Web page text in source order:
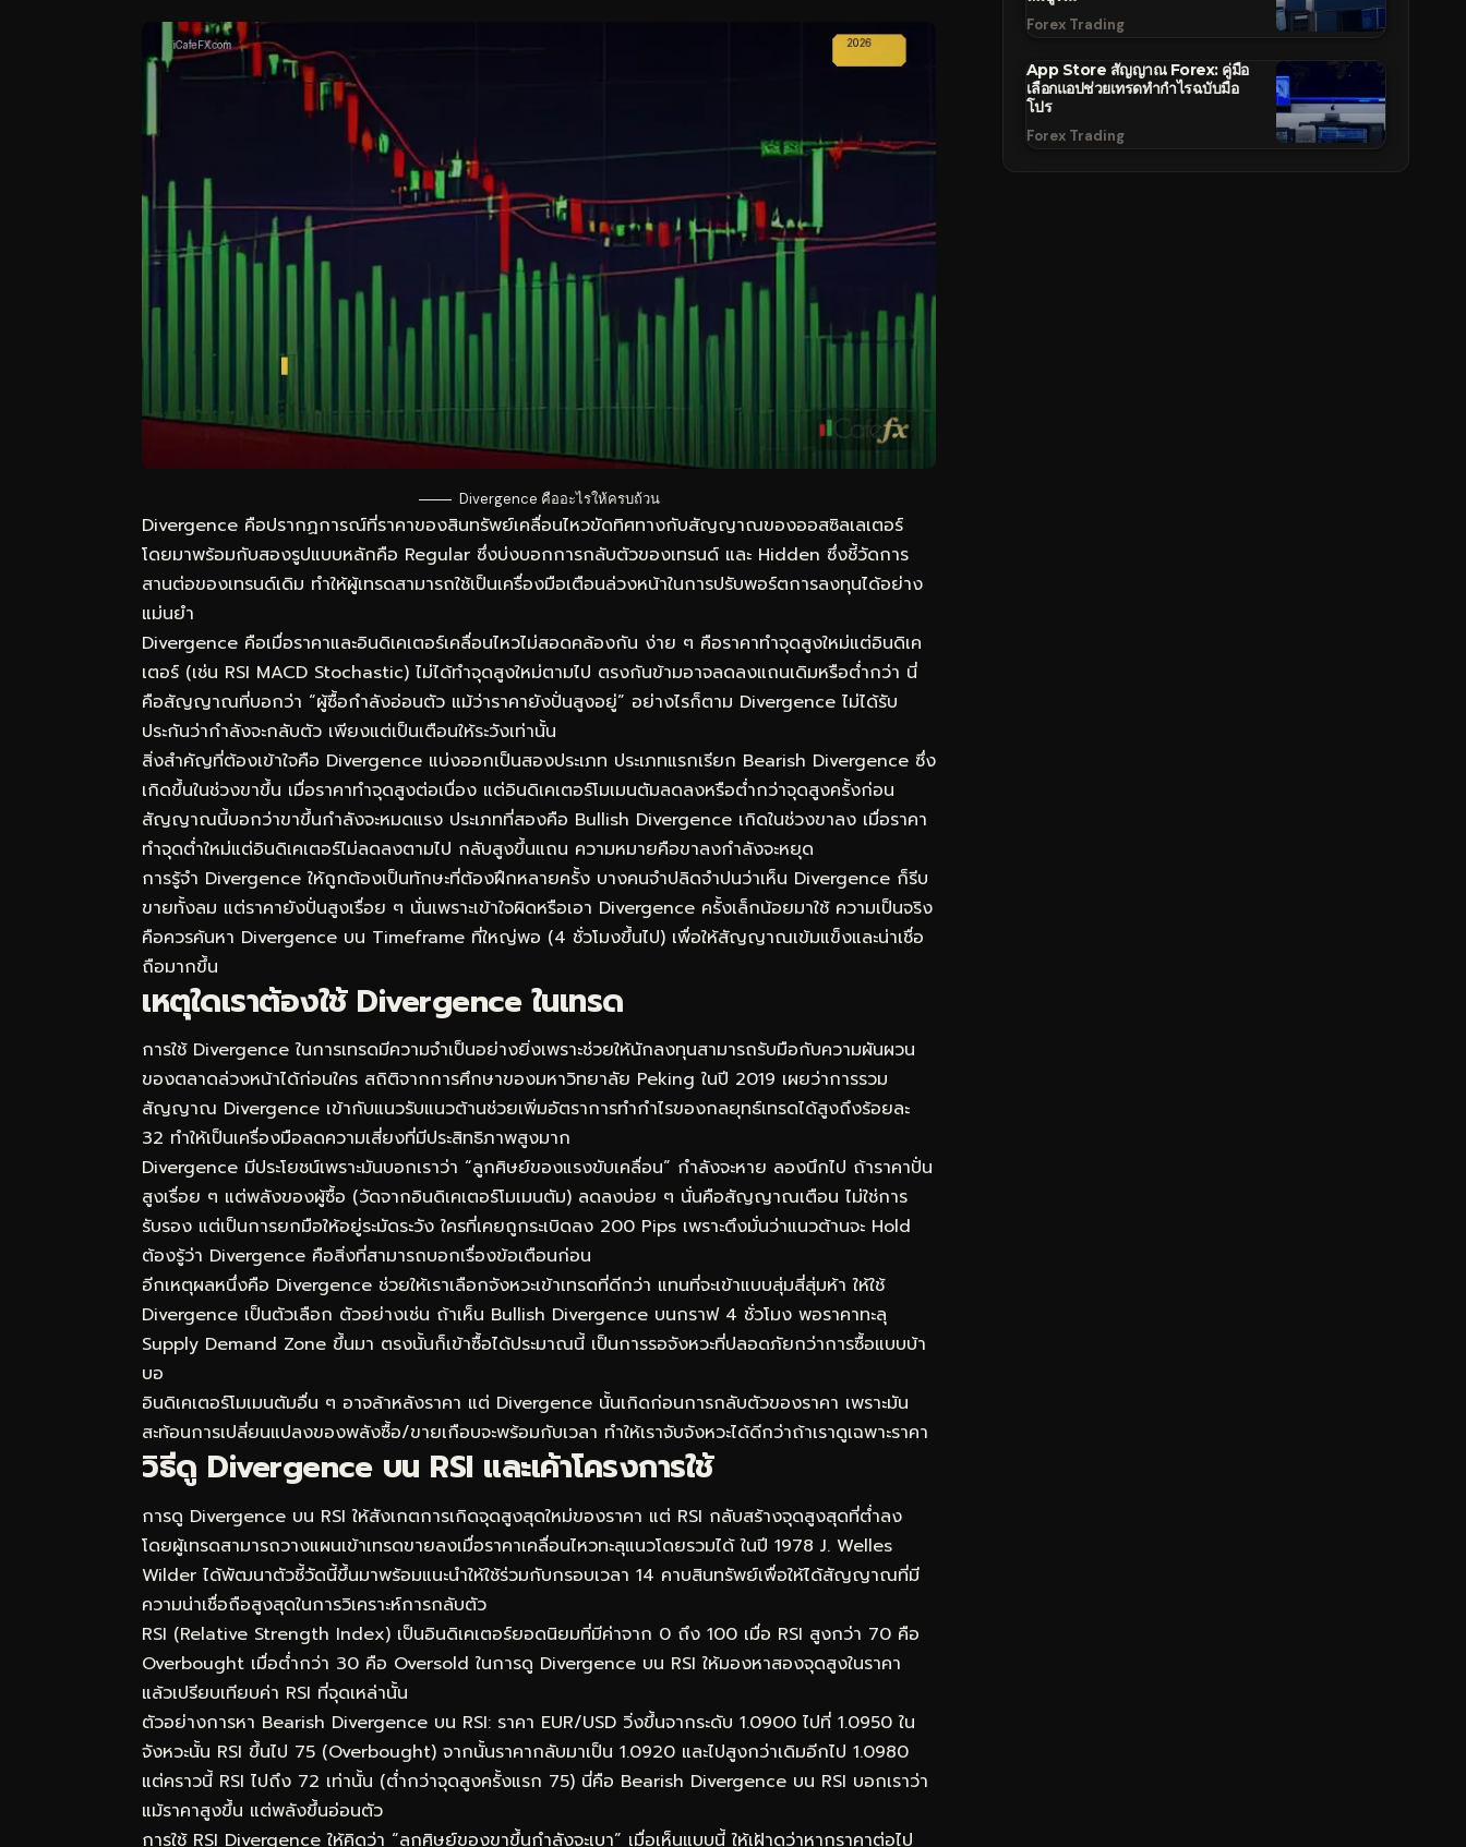
Divergence คืออะไรให้ครบถ้วน
Divergence คือปรากฏการณ์ที่ราคาของสินทรัพย์เคลื่อนไหวขัดทิศทางกับสัญญาณของออสซิลเลเตอร์
โดยมาพร้อมกับสองรูปแบบหลักคือ Regular ซึ่งบ่งบอกการกลับตัวของเทรนด์ และ Hidden ซึ่งชี้วัดการ
สานต่อของเทรนด์เดิม ทำให้ผู้เทรดสามารถใช้เป็นเครื่องมือเตือนล่วงหน้าในการปรับพอร์ตการลงทุนได้อย่าง
แม่นยำ
Divergence คือเมื่อราคาและอินดิเคเตอร์เคลื่อนไหวไม่สอดคล้องกัน ง่าย ๆ คือราคาทำจุดสูงใหม่แต่อินดิเค
เตอร์ (เช่น RSI MACD Stochastic) ไม่ได้ทำจุดสูงใหม่ตามไป ตรงกันข้ามอาจลดลงแถนเดิมหรือต่ำกว่า นี่
คือสัญญาณที่บอกว่า “ผู้ซื้อกำลังอ่อนตัว แม้ว่าราคายังปั่นสูงอยู่” อย่างไรก็ตาม Divergence ไม่ได้รับ
ประกันว่ากำลังจะกลับตัว เพียงแต่เป็นเตือนให้ระวังเท่านั้น
สิ่งสำคัญที่ต้องเข้าใจคือ Divergence แบ่งออกเป็นสองประเภท ประเภทแรกเรียก Bearish Divergence ซึ่ง
เกิดขึ้นในช่วงขาขึ้น เมื่อราคาทำจุดสูงต่อเนื่อง แต่อินดิเคเตอร์โมเมนตัมลดลงหรือต่ำกว่าจุดสูงครั้งก่อน
สัญญาณนี้บอกว่าขาขึ้นกำลังจะหมดแรง ประเภทที่สองคือ Bullish Divergence เกิดในช่วงขาลง เมื่อราคา
ทำจุดต่ำใหม่แต่อินดิเคเตอร์ไม่ลดลงตามไป กลับสูงขึ้นแถน ความหมายคือขาลงกำลังจะหยุด
การรู้จำ Divergence ให้ถูกต้องเป็นทักษะที่ต้องฝึกหลายครั้ง บางคนจำปลิดจำปนว่าเห็น Divergence ก็รีบ
ขายทั้งลม แต่ราคายังปั่นสูงเรื่อย ๆ นั่นเพราะเข้าใจผิดหรือเอา Divergence ครั้งเล็กน้อยมาใช้ ความเป็นจริง
คือควรค้นหา Divergence บน Timeframe ที่ใหญ่พอ (4 ชั่วโมงขึ้นไป) เพื่อให้สัญญาณเข้มแข็งและน่าเชื่อ
ถือมากขึ้น
เหตุใดเราต้องใช้ Divergence ในเทรด
การใช้ Divergence ในการเทรดมีความจำเป็นอย่างยิ่งเพราะช่วยให้นักลงทุนสามารถรับมือกับความผันผวน
ของตลาดล่วงหน้าได้ก่อนใคร สถิติจากการศึกษาของมหาวิทยาลัย Peking ในปี 2019 เผยว่าการรวม
สัญญาณ Divergence เข้ากับแนวรับแนวต้านช่วยเพิ่มอัตราการทำกำไรของกลยุทธ์เทรดได้สูงถึงร้อยละ
32 ทำให้เป็นเครื่องมือลดความเสี่ยงที่มีประสิทธิภาพสูงมาก
Divergence มีประโยชน์เพราะมันบอกเราว่า “ลูกศิษย์ของแรงขับเคลื่อน” กำลังจะหาย ลองนึกไป ถ้าราคาปั่น
สูงเรื่อย ๆ แต่พลังของผู้ซื้อ (วัดจากอินดิเคเตอร์โมเมนตัม) ลดลงบ่อย ๆ นั่นคือสัญญาณเตือน ไม่ใช่การ
รับรอง แต่เป็นการยกมือให้อยู่ระมัดระวัง ใครที่เคยถูกระเบิดลง 200 Pips เพราะตึงมั่นว่าแนวต้านจะ Hold
ต้องรู้ว่า Divergence คือสิ่งที่สามารถบอกเรื่องข้อเตือนก่อน
อีกเหตุผลหนึ่งคือ Divergence ช่วยให้เราเลือกจังหวะเข้าเทรดที่ดีกว่า แทนที่จะเข้าแบบสุ่มสี่สุ่มห้า ให้ใช้
Divergence เป็นตัวเลือก ตัวอย่างเช่น ถ้าเห็น Bullish Divergence บนกราฟ 4 ชั่วโมง พอราคาทะลุ
Supply Demand Zone ขึ้นมา ตรงนั้นก็เข้าซื้อได้ประมาณนี้ เป็นการรอจังหวะที่ปลอดภัยกว่าการซื้อแบบบ้า
บอ
อินดิเคเตอร์โมเมนตัมอื่น ๆ อาจล้าหลังราคา แต่ Divergence นั้นเกิดก่อนการกลับตัวของราคา เพราะมัน
สะท้อนการเปลี่ยนแปลงของพลังซื้อ/ขายเกือบจะพร้อมกับเวลา ทำให้เราจับจังหวะได้ดีกว่าถ้าเราดูเฉพาะราคา
วิธีดู Divergence บน RSI และเค้าโครงการใช้
การดู Divergence บน RSI ให้สังเกตการเกิดจุดสูงสุดใหม่ของราคา แต่ RSI กลับสร้างจุดสูงสุดที่ต่ำลง
โดยผู้เทรดสามารถวางแผนเข้าเทรดขายลงเมื่อราคาเคลื่อนไหวทะลุแนวโดยรวมได้ ในปี 1978 J. Welles
Wilder ได้พัฒนาตัวชี้วัดนี้ขึ้นมาพร้อมแนะนำให้ใช้ร่วมกับกรอบเวลา 14 คาบสินทรัพย์เพื่อให้ได้สัญญาณที่มี
ความน่าเชื่อถือสูงสุดในการวิเคราะห์การกลับตัว
RSI (Relative Strength Index) เป็นอินดิเคเตอร์ยอดนิยมที่มีค่าจาก 0 ถึง 100 เมื่อ RSI สูงกว่า 70 คือ
Overbought เมื่อต่ำกว่า 30 คือ Oversold ในการดู Divergence บน RSI ให้มองหาสองจุดสูงในราคา
แล้วเปรียบเทียบค่า RSI ที่จุดเหล่านั้น
ตัวอย่างการหา Bearish Divergence บน RSI: ราคา EUR/USD วิ่งขึ้นจากระดับ 1.0900 ไปที่ 1.0950 ใน
จังหวะนั้น RSI ขึ้นไป 75 (Overbought) จากนั้นราคากลับมาเป็น 1.0920 และไปสูงกว่าเดิมอีกไป 1.0980
แต่คราวนี้ RSI ไปถึง 72 เท่านั้น (ต่ำกว่าจุดสูงครั้งแรก 75) นี่คือ Bearish Divergence บน RSI บอกเราว่า
แม้ราคาสูงขึ้น แต่พลังขึ้นอ่อนตัว
การใช้ RSI Divergence ให้คิดว่า “ลูกศิษย์ของขาขึ้นกำลังจะเบา” เมื่อเห็นแบบนี้ ให้เฝ้าดูว่าหากราคาต่อไป
Forex Trading
App Store สัญญาณ Forex: คู่มือ
เลือกแอปช่วยเทรดทำกำไรฉบับมือ
โปร
Forex Trading